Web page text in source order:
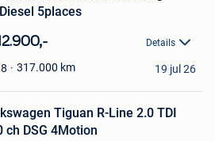
2.0Diesel 5places
Details
317.000 km 19 jul 26
Tiguan R-Line 2.0 TDI
ch DSG 4Motion